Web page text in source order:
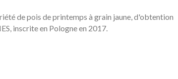
de pois de printemps à grain jaune, d'obtention
inscrite en Pologne en 2017.